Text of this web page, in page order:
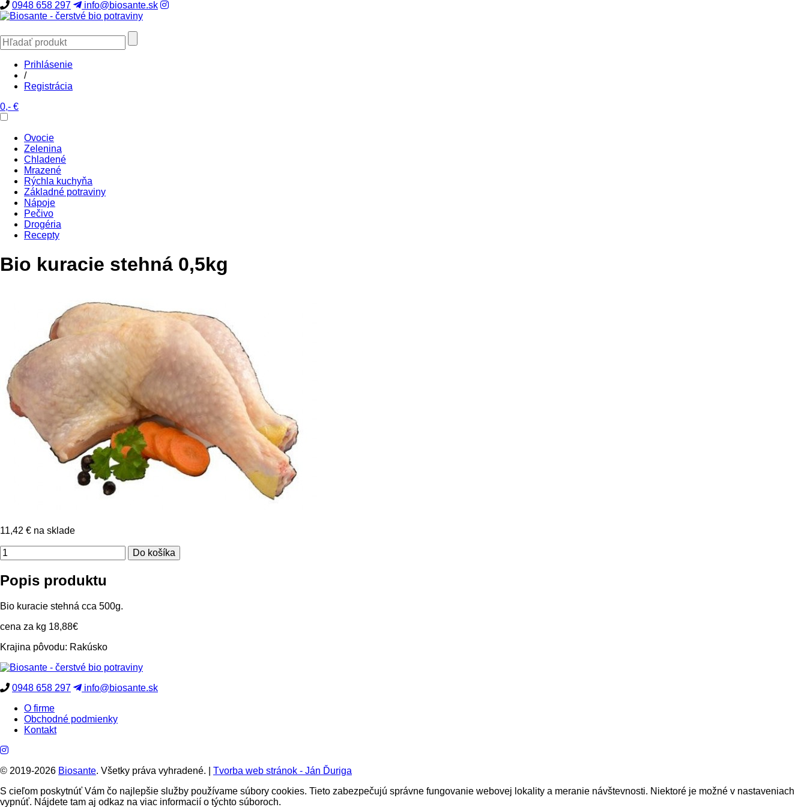
0948 658 297 info@biosante.sk
Prihlásenie
/
Registrácia
0,- €
Ovocie
Zelenina
Chladené
Mrazené
Rýchla kuchyňa
Základné potraviny
Nápoje
Pečivo
Drogéria
Recepty
Bio kuracie stehná 0,5kg
11,42 € na sklade
Popis produktu
Bio kuracie stehná cca 500g.
cena za kg 18,88€
Krajina pôvodu: Rakúsko
0948 658 297
info@biosante.sk
O firme
Obchodné podmienky
Kontakt
© 2019-2026 Biosante. Všetky práva vyhradené.
Tvorba web stránok - Ján Ďuriga
S cieľom poskytnúť Vám čo najlepšie služby používame súbory cookies. Tieto zabezpečujú správne fungovanie webovej lokality a meranie návštevnosti. Niektoré je možné v nastaveniach
vypnúť. Nájdete tam aj odkaz na viac informacií o týchto súboroch.